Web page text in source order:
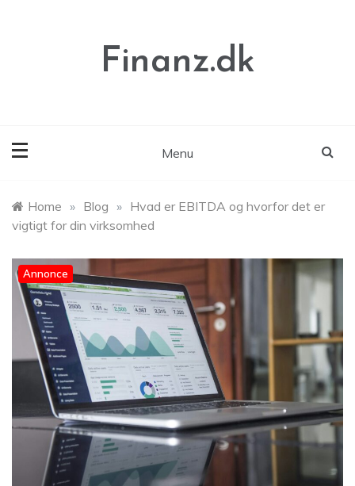
Finanz.dk
Menu
Home » Blog » Hvad er EBITDA og hvorfor det er
vigtigt for din virksomhed
Annonce